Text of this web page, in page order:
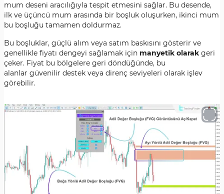
mum deseni aracılığıyla tespit etmesini sağlar. Bu desende,
ilk ve üçüncü mum arasında bir boşluk oluşurken, ikinci mum
bu boşluğu tamamen doldurmaz.
Bu boşluklar, güçlü alım veya satım baskısını gösterir ve
genellikle fiyatı dengeyi sağlamak için manyetik olarak geri
çeker. Fiyat bu bölgelere geri döndüğünde, bu
alanlar güvenilir destek veya direnç seviyeleri olarak işlev
görebilir.